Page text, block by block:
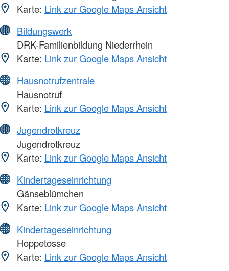
Karte: Link zur Google Maps Ansicht
Bildungswerk
DRK-Familienbildung Niederrhein
Karte: Link zur Google Maps Ansicht
Hausnotrufzentrale
Hausnotruf
Karte: Link zur Google Maps Ansicht
Jugendrotkreuz
Jugendrotkreuz
Karte: Link zur Google Maps Ansicht
Kindertageseinrichtung
Gänseblümchen
Karte: Link zur Google Maps Ansicht
Kindertageseinrichtung
Hoppetosse
Karte: Link zur Google Maps Ansicht